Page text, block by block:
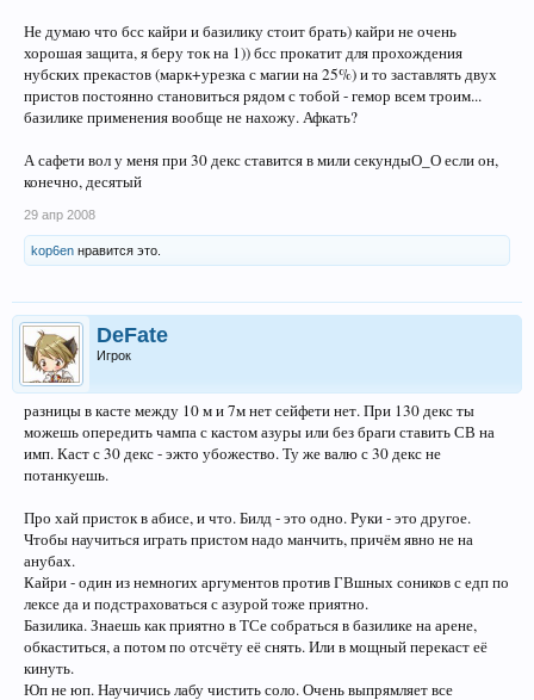
Не думаю что бсс кайри и базилику стоит брать) кайри не очень
хорошая защита, я беру ток на 1)) бсс прокатит для прохождения
нубских прекастов (марк+урезка с магии на 25%) и то заставлять двух
пристов постоянно становиться рядом с тобой - гемор всем троим...
базилике применения вообще не нахожу. Афкать?
А сафети вол у меня при 30 декс ставится в мили секундыО_О если он,
конечно, десятый
29 апр 2008
kop6en нравится это.
DeFate
Игрок
разницы в касте между 10 м и 7м нет сейфети нет. При 130 декс ты
можешь опередить чампа с кастом азуры или без браги ставить СВ на
имп. Каст с 30 декс - эжто убожество. Ту же валю с 30 декс не
потанкуешь.
Про хай присток в абисе, и что. Билд - это одно. Руки - это другое.
Чтобы научиться играть пристом надо манчить, причём явно не на
анубах.
Кайри - один из немногих аргументов против ГВшных соников с едп по
лексе да и подстраховаться с азурой тоже приятно.
Базилика. Знаешь как приятно в ТСе собраться в базилике на арене,
обкаститься, а потом по отсчёту её снять. Или в мощный перекаст её
кинуть.
Юп не юп. Научичись лабу чистить соло. Очень выпрямляет все